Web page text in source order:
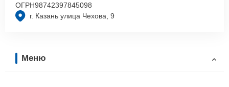
г. Казань улица Чехова, 9
ОГРН98742397845098
Меню